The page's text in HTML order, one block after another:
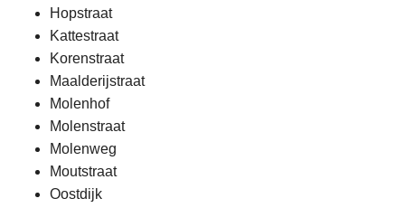
Hopstraat
Kattestraat
Korenstraat
Maalderijstraat
Molenhof
Molenstraat
Molenweg
Moutstraat
Oostdijk